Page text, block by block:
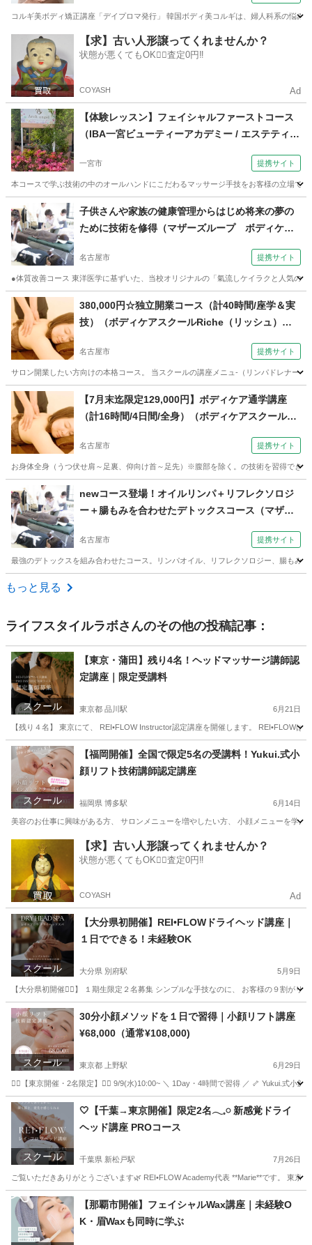
コルギ美ボディ矯正講座「デイプロマ発行」 韓国ボディ美コルギは、婦人科系の悩
名古屋市 マッサージ
【求】古い人形譲ってくれませんか？
状態が悪くてもOK🙆‍♀️査定0円‼️
COYASH Ad
【体験レッスン】フェイシャルファーストコース
（IBA一宮ビューティーアカデミー / エステティッ
一宮市 提携サイト
本コースで学ぶ技術の中のオールハンドにこだわるマッサージ手技をお客様の立場で
愛知 一宮市 エステ
子供さんや家族の健康管理からはじめ将来の夢の
ために技術を修得（マザーズループ ボディケア
名古屋市 提携サイト
●体質改善コース 東洋医学に基ずいた、当校オリジナルの「氣流しケイラクと人気の
愛知 名古屋市 マッサージ
380,000円☆独立開業コース（計40時間/座学＆実
技）（ボディケアスクールRiche（リッシュ）日
ジュエリー/マッサージ/ドライヘッドスパ】 名古
屋本校）
名古屋市 提携サイト
サロン開業したい方向けの本格コース。 当スクールの講座メニュ‐（リンパドレナー
愛知 名古屋市 マッサージ
【7月末迄限定129,000円】ボディケア通学講座
（計16時間/4日間/全身）（ボディケアスクールRi
ト認定協会【耳つぼジュエリー/マッサージ/ドライ
ヘッドスパ】 名古屋本校）
名古屋市 提携サイト
お身体全身（うつ伏せ肩～足裏、仰向け首～足先）※腹部を除く。の技術を習得でき
愛知 名古屋市 newコース登場！オイルリンパ＋リフレクソロジ
ー＋腸もみを合わせたデトックスコース（マザー
名古屋市 提携サイト
最強のデトックスを組み合わせたコース。リンパオイル、リフレクソロジー、腸もみ
愛知 名古屋市
もっと見る
ライフスタイルラボさんのその他の投稿記事：
スクール
【東京・蒲田】残り4名！ヘッドマッサージ講師認
定講座｜限定受講料
東京都 品川駅 6月21日
【残り４名】 東京にて、 REI•FLOW Instructor認定講座を開催します。 REI•FLOW
東京 江東区 品川駅 美容健康 講座
スクール
【福岡開催】全国で限定5名の受講料！Yukui.式小
顔リフト技術講師認定講座
福岡県 博多駅 6月14日
美容のお仕事に興味がある方、 サロンメニューを増やしたい方、 小顔メニューを学
博多駅 リフトアップ 小顔
【求】古い人形譲ってくれませんか？
状態が悪くてもOK🙆‍♀️査定0円‼️
COYASH Ad
スクール
【大分県初開催】REI•FLOWドライヘッド講座｜
１日でできる！未経験OK
大分県 別府駅 5月9日
【大分県初開催❤️‍🔥】 １期生限定２名募集 シンプルな手技なのに、 お客様の９割が
大分 別府市 別府駅
スクール
30分小顔メソッドを１日で習得｜小顔リフト講座
¥68,000（通常¥108,000)
東京都 上野駅 6月29日
❤️‍🔥【東京開催・2名限定】❤️‍🔥 9/9(水)10:00~ ＼ 1Day・4時間で習得 ／ 🦴 Yukui.式小
東京 墨田区 上野駅 その他 小顔
スクール
🤍【千葉→東京開催】限定2名𓂃𓈒𓏸 新感覚ドライ
ヘッド講座 PROコース
千葉県 新松戸駅 7月26日
ご覧いただきありがとうございます🌿 REI•FLOW Academy代表 **Marie**です。 東
千葉 松戸市 新松戸駅 ヘッドスパ
【那覇市開催】フェイシャルWax講座｜未経験O
K・眉Waxも同時に学ぶ